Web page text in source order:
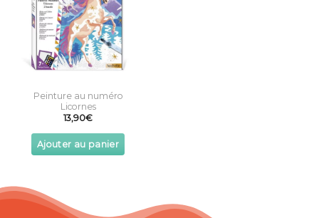
Peinture au numéro
Licornes
13,90€
Ajouter au panier